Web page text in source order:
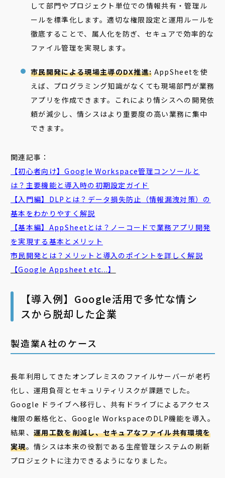
して部門やプロジェクト単位での情報共有・管理ル
ールを標準化します。適切な権限設定と運用ルールを
徹底することで、属人化を防ぎ、セキュアで効率的な
ファイル管理を実現します。
市民開発による現場主導のDX推進: AppSheetを使
えば、プログラミング知識がなくても現場部門が業務
アプリを作成できます。これにより情シスへの開発依
頼が減少し、情シスはより重要度の高い業務に集中
できます。
関連記事：
【初心者向け】Google Workspace管理コンソールと
は？主要機能と導入時の初期設定ガイド
【入門編】DLPとは？データ損失防止（情報漏洩対策）の
基本をわかりやすく解説
【基本編】AppSheetとは？ノーコードで業務アプリ開発
を実現する基本とメリット
市民開発とは？メリットと導入のポイントを詳しく解説
【Google Appsheet etc...】
【導入例】Google活用で多忙な情シ
スから脱却した企業
製造業A社のケース
長年利用してきたオンプレミスのファイルサーバーが老朽
化し、運用負荷とセキュリティリスクが課題でした。
Google ドライブへ移行し、共有ドライブによるアクセス
権限の厳格化と、Google WorkspaceのDLP機能を導入。
結果、 運用工数を削減し、セキュアなファイル共有環境を
実現。情シスは本来の役割である生産管理システムの刷新
プロジェクトに注力できるようになりました。